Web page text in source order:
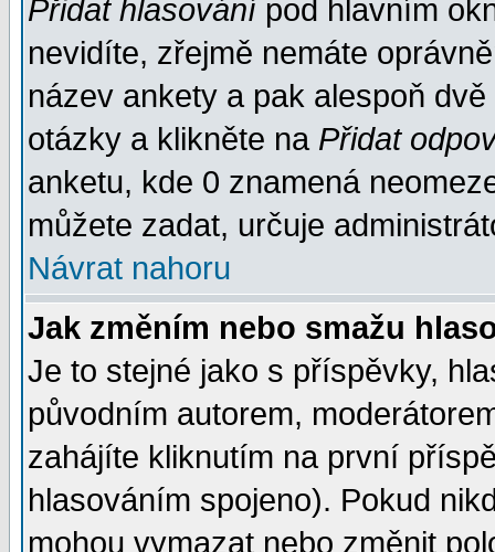
Přidat hlasovánípod hlavním
nevidíte, zřejmě nemáte
název ankety a pak alespoň
otázky a klikněte na Přidat
anketu, kde 0 znamená
můžete zadat, určuje
Návrat nahoru
Jak změním nebo smažu
Je to stejné jako s příspěvky,
původním autorem,
zahájíte kliknutím na první
hlasováním spojeno). Pokud
mohou vymazat nebo změnit